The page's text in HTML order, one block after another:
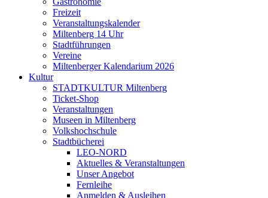
Freizeit
Veranstaltungskalender
Miltenberg 14 Uhr
Stadtführungen
Vereine
Miltenberger Kalendarium 2026
Kultur
STADTKULTUR Miltenberg
Ticket-Shop
Veranstaltungen
Museen in Miltenberg
Volkshochschule
Stadtbücherei
LEO-NORD
Aktuelles & Veranstaltungen
Unser Angebot
Fernleihe
Anmelden & Ausleihen